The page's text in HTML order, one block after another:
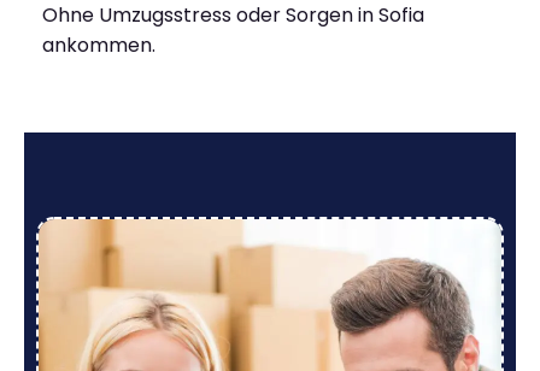
Ohne Umzugsstress oder Sorgen in Sofia
ankommen.